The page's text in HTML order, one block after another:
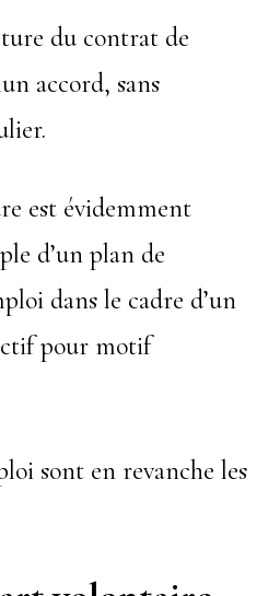
du contrat de
accord, sans
est évidemment
d’un plan de
dans le cadre d’un
pour motif
sont en revanche les